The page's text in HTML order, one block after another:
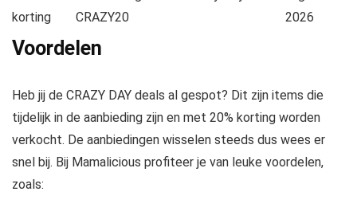
korting
CRAZY20
2026
Voordelen
Heb jij de CRAZY DAY deals al gespot? Dit zijn items die
tijdelijk in de aanbieding zijn en met 20% korting worden
verkocht. De aanbiedingen wisselen steeds dus wees er
snel bij. Bij Mamalicious profiteer je van leuke voordelen,
zoals: